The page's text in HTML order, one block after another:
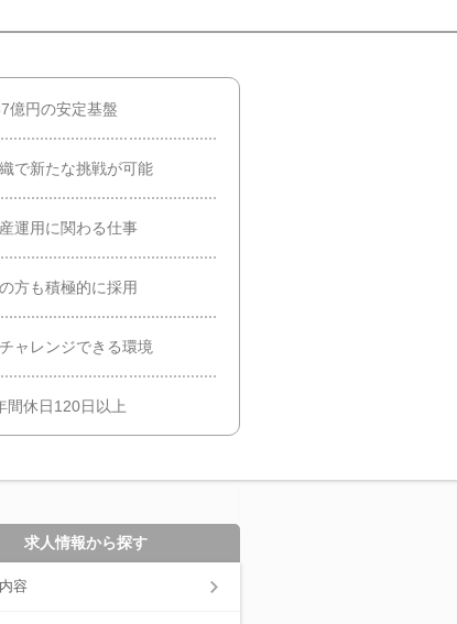
億円の安定基盤
で新たな挑戦が可能
運用に関わる仕事
方も積極的に採用
ャレンジできる環境
間休日120日以上
求人情報から探す
容